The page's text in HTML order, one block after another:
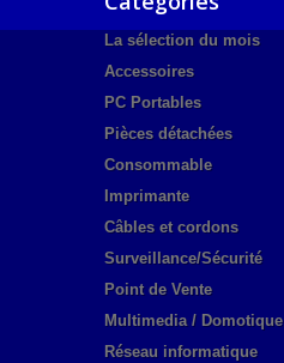
La sélection du mois
Accessoires
PC Portables
Pièces détachées
Consommable
Imprimante
Câbles et cordons
Surveillance/Sécurité
Point de Vente
Multimedia / Domotique
Réseau informatique